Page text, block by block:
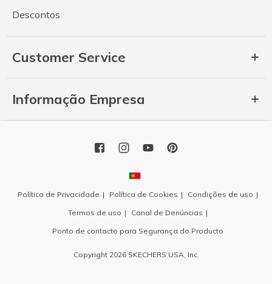
Descontos
Customer Service
Informação Empresa
Política de Privacidade Política de Cookies
Condições de uso
Termos de uso
Canal de Denúncias
Ponto de contacto para Segurança do Producto
Copyright 2026 SKECHERS USA, Inc.